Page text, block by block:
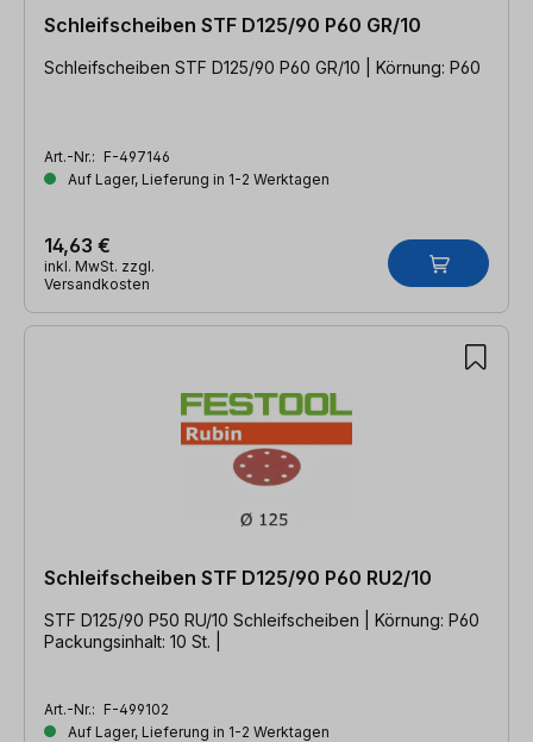
Schleifscheiben STF D125/90 P60 GR/10
Schleifscheiben STF D125/90 P60 GR/10 | Körnung: P60
Art.-Nr.: F-497146
Auf Lager, Lieferung in 1-2 Werktagen
14,63 €
inkl. MwSt. zzgl.
Versandkosten
Schleifscheiben STF D125/90 P60 RU2/10
STF D125/90 P50 RU/10 Schleifscheiben | Körnung: P60
Packungsinhalt: 10 St. |
Art.-Nr.: F-499102
Auf Lager, Lieferung in 1-2 Werktagen